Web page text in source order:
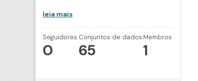
leia mais
Seguidores
0
Conjuntos de dados
65
Membros
1